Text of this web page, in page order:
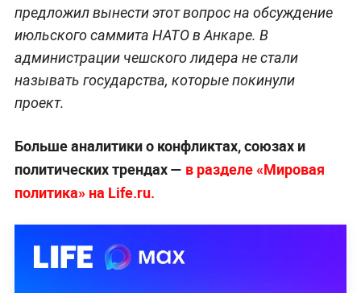
предложил вынести этот вопрос на обсуждение
июльского саммита НАТО в Анкаре. В
администрации чешского лидера не стали
называть государства, которые покинули
проект.
Больше аналитики о конфликтах, союзах и
политических трендах — в разделе «Мировая
политика» на Life.ru.